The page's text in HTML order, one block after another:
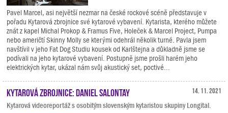
Pavel Marcel, asi největší nezmar na české rockové scéně představuje v
pořadu Kytarová zbrojnice své kytarové vybavení. Kytarista, kterého můžete
znát z kapel Michal Prokop & Framus Five, Holeček & Marcel Project, Pumpa
nebo američtí Skinny Molly se kterými odehrál několik turné. Pavla jsem
navštívil v jeho Fat Dog Studiu kousek od Karlštejna a důkladně jsme se
podívali na jeho kytarové vybavení. Postupně jsme prošli harém jeho
elektrických kytar, ukázal nám svůj akustický set, poctivé...
14. 11. 2021
Kytarová zbrojnice: Daniel Salontay
Kytarová videoreportáž s osobitým slovenským kytaristou skupiny Longital.